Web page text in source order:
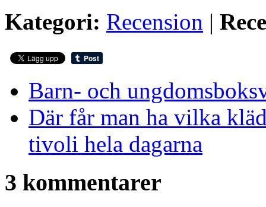
Kategori: Recension |
Barn- och
Där får man ha vilka
tivoli hela dagarna
3 kommentarer